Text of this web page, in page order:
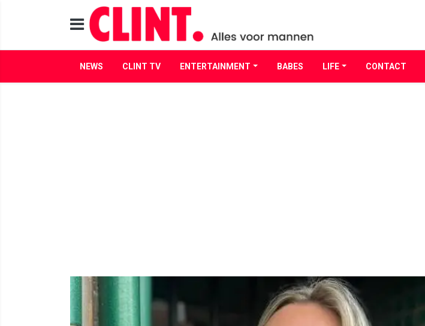
NEWS CLINT TV ENTERTAINMENT BABES LIFE CONTACT